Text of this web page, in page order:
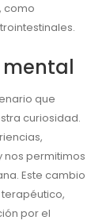
como
mental
que
curiosidad.
nos permitimos
Este cambio
por el